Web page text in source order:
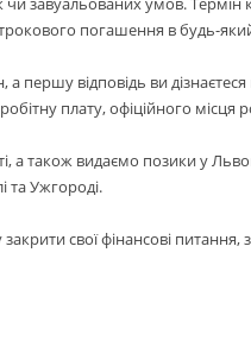
погашення в будь-
першу відповідь ви
плату, офіційного
а також видаємо позики у
та Ужгороді.
свої фінансові